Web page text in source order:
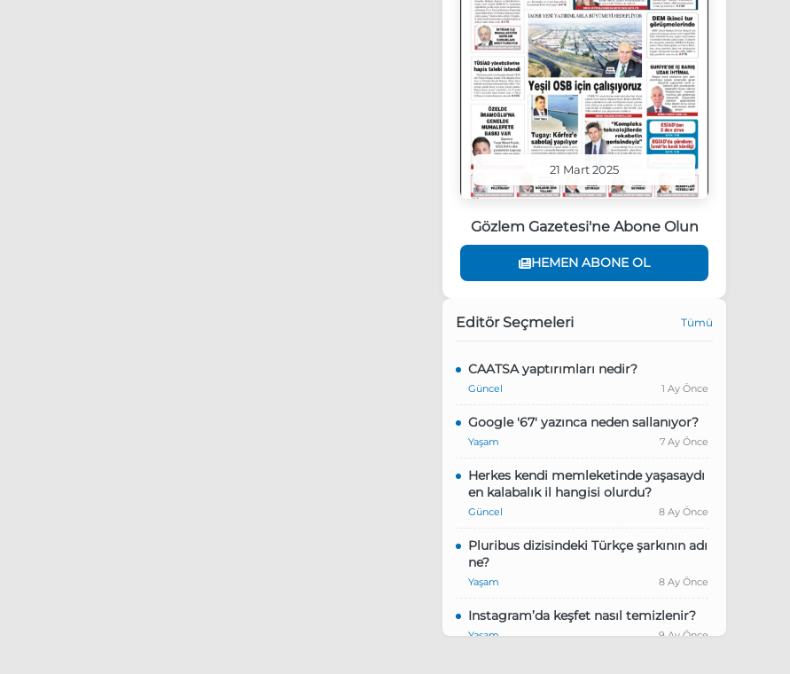
21 Mart 2025
Gözlem Gazetesi'ne Abone Olun
HEMEN ABONE OL
Editör Seçmeleri Tümü
CAATSA yaptırımları nedir?
Güncel 1 Ay Önce
Google '67' yazınca neden sallanıyor?
Yaşam 7 Ay Önce
Herkes kendi memleketinde yaşasaydı
en kalabalık il hangisi olurdu?
Güncel 8 Ay Önce
Pluribus dizisindeki Türkçe şarkının adı
ne?
Yaşam 8 Ay Önce
Instagram’da keşfet nasıl temizlenir?
Yaşam 9 Ay Önce